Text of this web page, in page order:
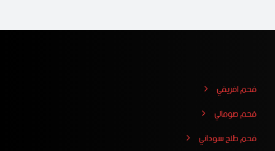
فحم افريقي
فحم صومالي
فحم طلح سوداني